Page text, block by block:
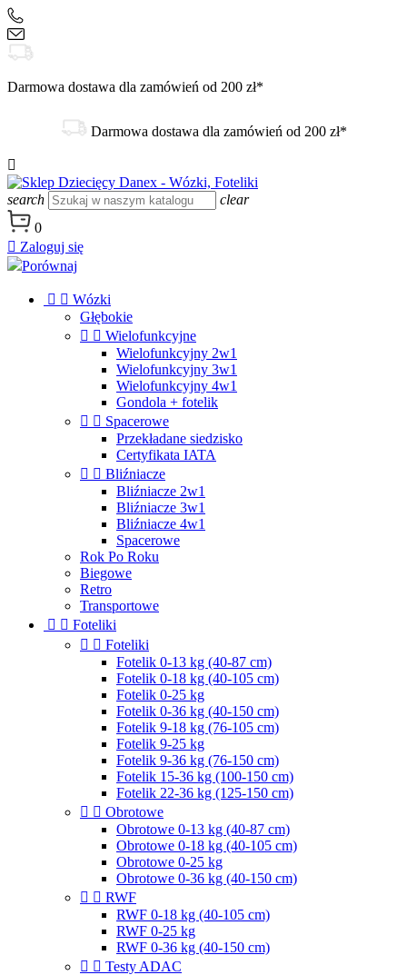
Darmowa dostawa dla zamówień od 200 zł*
Darmowa dostawa dla zamówień od 200 zł*

search
clear
0
 Zaloguj się
Porównaj
  Wózki
Głębokie
  Wielofunkcyjne
Wielofunkcyjny 2w1
Wielofunkcyjny 3w1
Wielofunkcyjny 4w1
Gondola + fotelik
  Spacerowe
Przekładane siedzisko
Certyfikata IATA
  Bliźniacze
Bliźniacze 2w1
Bliźniacze 3w1
Bliźniacze 4w1
Spacerowe
Rok Po Roku
Biegowe
Retro
Transportowe
  Foteliki
  Foteliki
Fotelik 0-13 kg (40-87 cm)
Fotelik 0-18 kg (40-105 cm)
Fotelik 0-25 kg
Fotelik 0-36 kg (40-150 cm)
Fotelik 9-18 kg (76-105 cm)
Fotelik 9-25 kg
Fotelik 9-36 kg (76-150 cm)
Fotelik 15-36 kg (100-150 cm)
Fotelik 22-36 kg (125-150 cm)
  Obrotowe
Obrotowe 0-13 kg (40-87 cm)
Obrotowe 0-18 kg (40-105 cm)
Obrotowe 0-25 kg
Obrotowe 0-36 kg (40-150 cm)
  RWF
RWF 0-18 kg (40-105 cm)
RWF 0-25 kg
RWF 0-36 kg (40-150 cm)
  Testy ADAC